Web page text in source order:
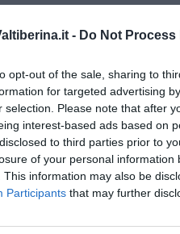
- Do Not
opt-out of the sale, sharing to
for targeted advertising
selection. Please note that after
interest-based ads based on
to third parties prior to
of your personal information
This information may also be
Participants that may further
(quanto basta)
sull’umore
tempo